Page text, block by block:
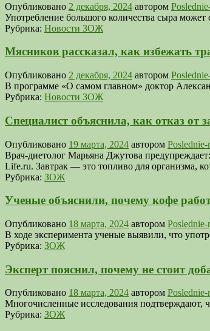
Опубликовано 2 декабря, 2024 автором
Употребление большого количества сыра
Рубрика: Новости ЗОЖ
Мясников рассказал, как избежать
Опубликовано 2 декабря, 2024 автором
В программе «О самом главном» доктор
Рубрика: Новости ЗОЖ
Специалист объяснила, как отказ от
Опубликовано 19 марта, 2024 автором
Врач-диетолог Марьяна Джутова
Life.ru. Завтрак — это топливо для организма,
Рубрика: ЗОЖ
Ученые объяснили, почему кофе
Опубликовано 18 марта, 2024 автором
В ходе эксперимента ученые выявили, что
Рубрика: ЗОЖ
Эксперт пояснил, почему не стоит
Опубликовано 18 марта, 2024 автором
Многочисленные исследования подтверждают,
Рубрика: ЗОЖ